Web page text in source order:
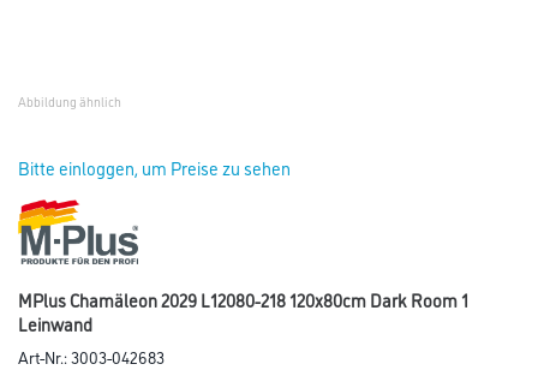
Abbildung ähnlich
Bitte einloggen, um Preise zu sehen
MPlus Chamäleon 2029 L12080-218 120x80cm Dark Room 1
Leinwand
Art-Nr.:3003-042683